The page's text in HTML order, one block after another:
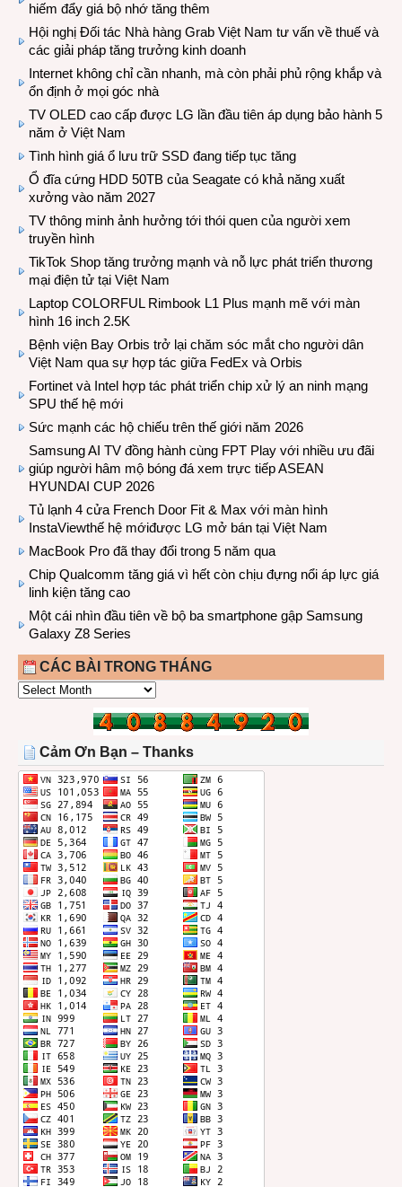
hiếm đẩy giá bộ nhớ tăng thêm
Hội nghị Đối tác Nhà hàng Grab Việt Nam tư vấn về thuế và
các giải pháp tăng trưởng kinh doanh
Internet không chỉ cần nhanh, mà còn phải phủ rộng khắp và
ổn định ở mọi góc nhà
TV OLED cao cấp được LG lần đầu tiên áp dụng bảo hành 5
năm ở Việt Nam
Tình hình giá ổ lưu trữ SSD đang tiếp tục tăng
Ổ đĩa cứng HDD 50TB của Seagate có khả năng xuất
xưởng vào năm 2027
TV thông minh ảnh hưởng tới thói quen của người xem
truyền hình
TikTok Shop tăng trưởng mạnh và nỗ lực phát triển thương
mại điện tử tại Việt Nam
Laptop COLORFUL Rimbook L1 Plus mạnh mẽ với màn
hình 16 inch 2.5K
Bệnh viện Bay Orbis trở lại chăm sóc mắt cho người dân
Việt Nam qua sự hợp tác giữa FedEx và Orbis
Fortinet và Intel hợp tác phát triển chip xử lý an ninh mạng
SPU thế hệ mới
Sức mạnh các hộ chiếu trên thế giới năm 2026
Samsung AI TV đồng hành cùng FPT Play với nhiều ưu đãi
giúp người hâm mộ bóng đá xem trực tiếp ASEAN
HYUNDAI CUP 2026
Tủ lạnh 4 cửa French Door Fit & Max với màn hình
InstaViewthế hệ mớiđược LG mở bán tại Việt Nam
MacBook Pro đã thay đổi trong 5 năm qua
Chip Qualcomm tăng giá vì hết còn chịu đựng nổi áp lực giá
linh kiện tăng cao
Một cái nhìn đầu tiên về bộ ba smartphone gập Samsung
Galaxy Z8 Series
CÁC BÀI TRONG THÁNG
CÁC
THÁNG
Cảm Ơn Bạn – Thanks